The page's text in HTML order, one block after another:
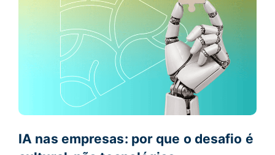
IA nas empresas: por que o desafio é